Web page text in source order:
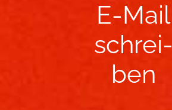
E-​Mail
schrei­
ben